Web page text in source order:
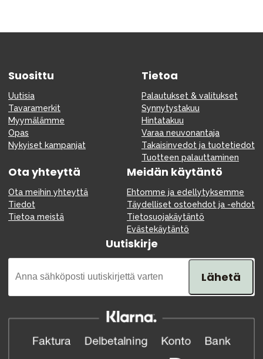
Suosittu
Uutisia
Tavaramerkit
Myymälämme
Opas
Nykyiset kampanjat
Tietoa
Palautukset & valitukset
Synnytystakuu
Hintatakuu
Varaa neuvonantaja
Takaisinvedot ja tuotetiedot
Tuotteen palauttaminen
Ota yhteyttä
Ota meihin yhteyttä
Tiedot
Tietoa meistä
Meidän käytäntö
Ehtomme ja edellytyksemme
Täydelliset ostoehdot ja -ehdot
Tietosuojakäytäntö
Evästekäytäntö
Uutiskirje
Lähetä